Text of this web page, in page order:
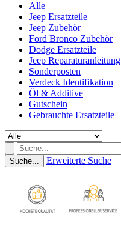
Alle
Jeep Ersatzteile
Jeep Zubehör
Ford Bronco Zubehör
Dodge Ersatzteile
Jeep Reparaturanleitung
Sonderposten
Verdeck Identifikation
Öl & Additive
Gutschein
Gebrauchte Ersatzteile
Suche... Erweiterte Suche